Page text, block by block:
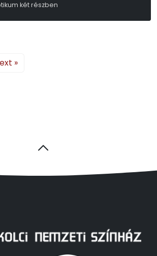
két részben
»